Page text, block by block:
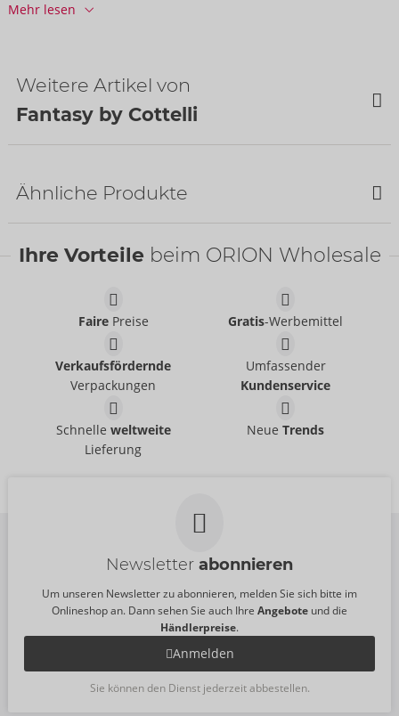
Mehr lesen
Weitere Artikel von
Fantasy by Cottelli
Catsuit ouvert
Fantasy by Cottelli- ORION Brand
Fantasy by Cottelli- ORION Brand
26451141101
34,95 €
Größe:S-L
Ähnliche Produkte
Fantasy by Cottelli- ORION Brand
Catsuit ouvert
Ihre Vorteile beim ORION Wholesale
FairePreise Gratis-Werbemittel
Verkaufsfördernde
Verpackungen
Umfassender
Kundenservice
Schnelle weltweite
Lieferung
NeueTrends
Newsletter abonnieren
Um unseren Newsletter zu abonnieren, melden Sie sich bitte im
Onlineshop an. Dann sehen Sie auch Ihre Angebote und die
Händlerpreise.
Anmelden
Sie können den Dienst jederzeit abbestellen.